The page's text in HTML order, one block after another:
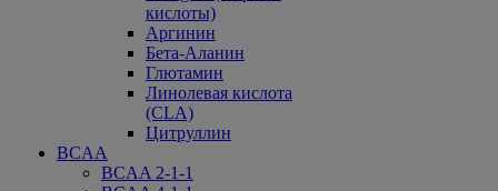
кислоты)
Аргинин
Бета-Аланин
Глютамин
Линолевая кислота
(CLA)
Цитруллин
BCAA
BCAA 2-1-1